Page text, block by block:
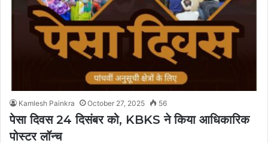
Kamlesh Painkra October 27, 2025 56
पेसा दिवस 24 दिसंबर को, KBKS ने किया आधिकारिक
पोस्टर लॉन्च